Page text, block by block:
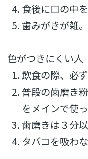
食後に口の中
歯みがきが雑。
色がつきにくい人
飲食の際、必
普段の歯磨き
をメインで使っ
歯磨きは３分
タバコを吸わな